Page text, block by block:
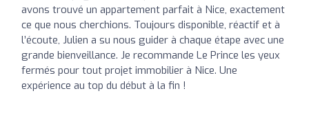
avons trouvé un appartement parfait à Nice, exactement
ce que nous cherchions. Toujours disponible, réactif et à
l’écoute, Julien a su nous guider à chaque étape avec une
grande bienveillance. Je recommande Le Prince les yeux
fermés pour tout projet immobilier à Nice. Une
expérience au top du début à la fin !